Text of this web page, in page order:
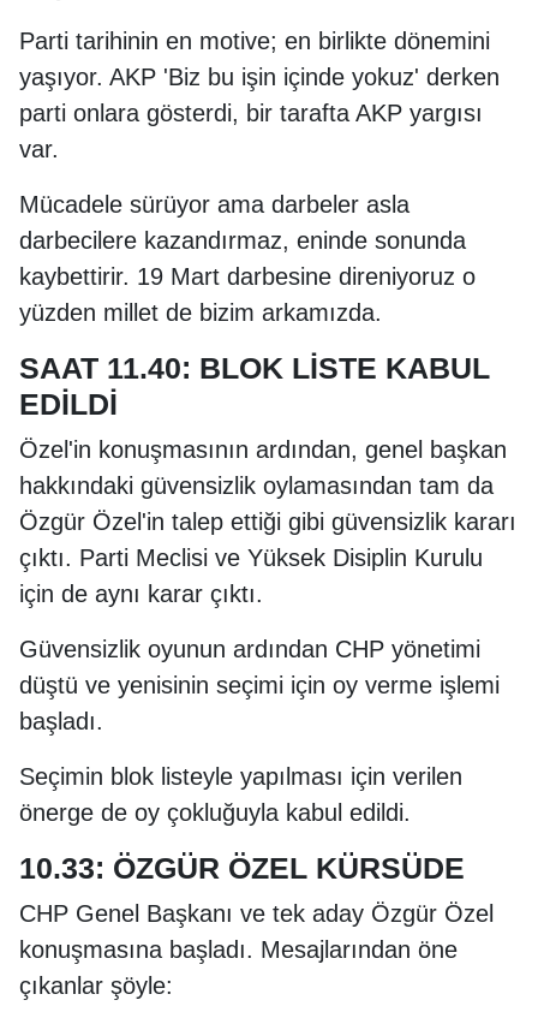
Parti tarihinin en motive; en birlikte dönemini
yaşıyor. AKP 'Biz bu işin içinde yokuz' derken
parti onlara gösterdi, bir tarafta AKP yargısı
var.
Mücadele sürüyor ama darbeler asla
darbecilere kazandırmaz, eninde sonunda
kaybettirir. 19 Mart darbesine direniyoruz o
yüzden millet de bizim arkamızda.
SAAT 11.40: BLOK LİSTE KABUL
EDİLDİ
Özel'in konuşmasının ardından, genel başkan
hakkındaki güvensizlik oylamasından tam da
Özgür Özel'in talep ettiği gibi güvensizlik kararı
çıktı. Parti Meclisi ve Yüksek Disiplin Kurulu
için de aynı karar çıktı.
Güvensizlik oyunun ardından CHP yönetimi
düştü ve yenisinin seçimi için oy verme işlemi
başladı.
Seçimin blok listeyle yapılması için verilen
önerge de oy çokluğuyla kabul edildi.
10.33: ÖZGÜR ÖZEL KÜRSÜDE
CHP Genel Başkanı ve tek aday Özgür Özel
konuşmasına başladı. Mesajlarından öne
çıkanlar şöyle: